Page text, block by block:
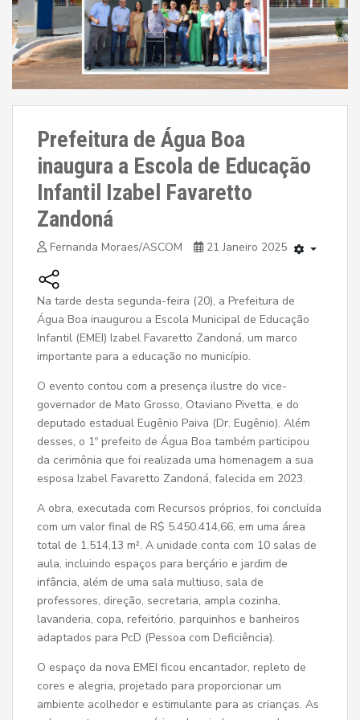
Prefeitura de Água Boa
inaugura a Escola de Educação
Infantil Izabel Favaretto
Zandoná
Fernanda Moraes/ASCOM 21 Janeiro 2025
Na tarde desta segunda-feira (20), a Prefeitura de
Água Boa inaugurou a Escola Municipal de Educação
Infantil (EMEI) Izabel Favaretto Zandoná, um marco
importante para a educação no município.
O evento contou com a presença ilustre do vice-
governador de Mato Grosso, Otaviano Pivetta, e do
deputado estadual Eugênio Paiva (Dr. Eugênio). Além
desses, o 1º prefeito de Água Boa também participou
da cerimônia que foi realizada uma homenagem a sua
esposa Izabel Favaretto Zandoná, falecida em 2023.
A obra, executada com Recursos próprios, foi concluída
com um valor final de R$ 5.450.414,66, em uma área
total de 1.514,13 m². A unidade conta com 10 salas de
aula, incluindo espaços para berçário e jardim de
infância, além de uma sala multiuso, sala de
professores, direção, secretaria, ampla cozinha,
lavanderia, copa, refeitório, parquinhos e banheiros
adaptados para PcD (Pessoa com Deficiência).
O espaço da nova EMEI ficou encantador, repleto de
cores e alegria, projetado para proporcionar um
ambiente acolhedor e estimulante para as crianças. As